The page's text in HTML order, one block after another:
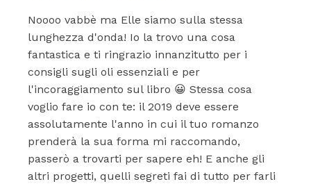
Noooo vabbè ma Elle siamo sulla stessa
lunghezza d'onda! Io la trovo una cosa
fantastica e ti ringrazio innanzitutto per i
consigli sugli oli essenziali e per
l'incoraggiamento sul libro 😀 Stessa cosa
voglio fare io con te: il 2019 deve essere
assolutamente l'anno in cui il tuo romanzo
prenderà la sua forma mi raccomando,
passerò a trovarti per sapere eh! E anche gli
altri progetti, quelli segreti fai di tutto per farli